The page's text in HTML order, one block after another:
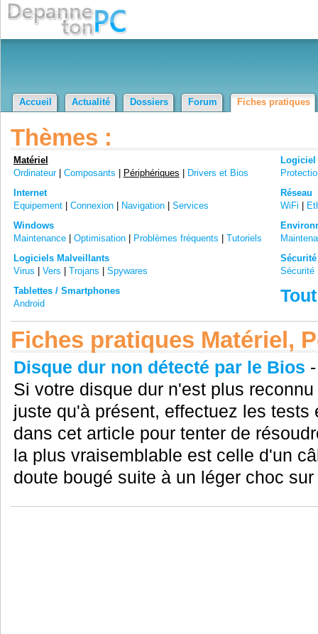
Accueil Actualité Dossiers Forum Fiches pratiques
Thèmes :
Matériel
Ordinateur| Composants Périphériques Drivers et Bios
Logiciel
Internet
Equipement| Connexion| Navigation| Services
Réseau
WiFi
Windows
Maintenance| Optimisation| Problèmes fréquents Tutoriels
Logiciels Malveillants
Virus
Vers Trojans Spywares
Sécurité
Tablettes / Smartphones
Android
Tout
Fiches pratiques Matériel,
Disque dur non détecté par le Bios
Si votre disque dur n'est plus
juste qu'à présent, effectuez les
dans cet article pour tenter de
la plus vraisemblable est celle d'un
doute bougé suite à un léger choc